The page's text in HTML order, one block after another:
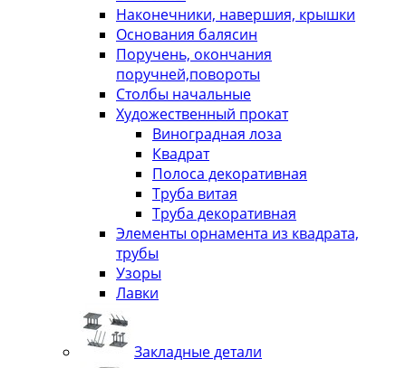
Наконечники, навершия, крышки
Основания балясин
Поручень, окончания
поручней,повороты
Столбы начальные
Художественный прокат
Виноградная лоза
Квадрат
Полоса декоративная
Труба витая
Труба декоративная
Элементы орнамента из квадрата,
трубы
Узоры
Лавки
Закладные детали